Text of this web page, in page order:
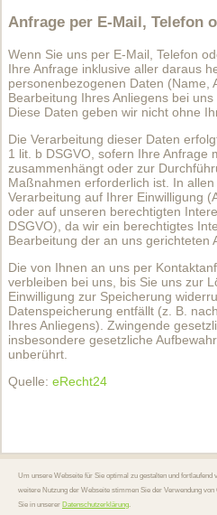
Anfrage per E-Mail, Telefon
Wenn Sie uns per E-Mail, Telefon
Ihre Anfrage inklusive aller daraus
personenbezogenen Daten (Name,
Bearbeitung Ihres Anliegens bei
Diese Daten geben wir nicht ohne
Die Verarbeitung dieser Daten
1 lit. b DSGVO, sofern Ihre Anfrage
zusammenhängt oder zur
Maßnahmen erforderlich ist. In
Verarbeitung auf Ihrer Einwilligung
oder auf unseren berechtigten
DSGVO), da wir ein berechtigtes
Bearbeitung der an uns gerichteten
Die von Ihnen an uns per
verbleiben bei uns, bis Sie uns zur
Einwilligung zur Speicherung
Datenspeicherung entfällt (z. B.
Ihres Anliegens). Zwingende
insbesondere gesetzliche
unberührt.
Quelle:eRecht24
Um unsere Webseite für Sie optimal zu gestalten und
weitere Nutzung der Webseite stimmen Sie der Verwendung
Sie in unserer Datenschutzerklärung.